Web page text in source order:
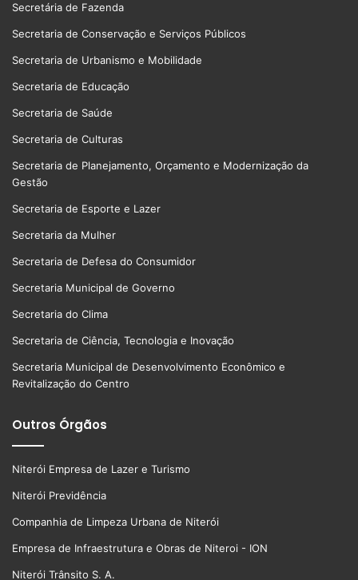
Secretária de Fazenda
Secretaria de Conservação e Serviços Públicos
Secretaria de Urbanismo e Mobilidade
Secretaria de Educação
Secretaria de Saúde
Secretaria de Culturas
Secretaria de Planejamento, Orçamento e Modernização da
Gestão
Secretaria de Esporte e Lazer
Secretaria da Mulher
Secretaria de Defesa do Consumidor
Secretaria Municipal de Governo
Secretaria do Clima
Secretaria de Ciência, Tecnologia e Inovação
Secretaria Municipal de Desenvolvimento Econômico e
Revitalização do Centro
Outros Órgãos
Niterói Empresa de Lazer e Turismo
Niterói Previdência
Companhia de Limpeza Urbana de Niterói
Empresa de Infraestrutura e Obras de Niteroi - ION
Niterói Trânsito S. A.